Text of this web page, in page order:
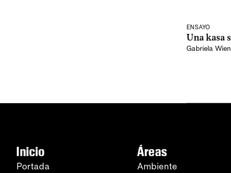
ENSAYO
Una kasa
Gabriela
Inicio
Portada
Áreas
Ambiente